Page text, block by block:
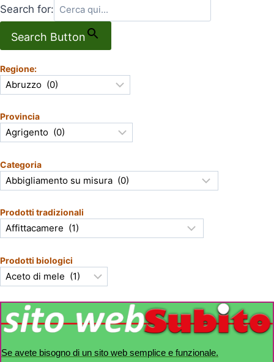
Search for:
Search Button
Regione:
Provincia
Categoria
Prodotti tradizionali
Prodotti biologici
Se avete bisogno di un sito web semplice e funzionale.